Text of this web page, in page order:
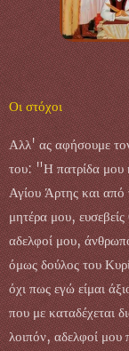
Οι στόχοι
Αλλ' ας αφήσουμε
του: "Η πατρίδα μου
Αγίου Άρτης και
μητέρα μου,
αδελφοί μου,
όμως δούλος του
όχι πως εγώ είμαι
που με καταδέχεται
λοιπόν, αδελφοί